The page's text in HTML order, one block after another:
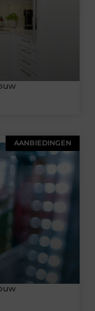
AANBIEDINGEN